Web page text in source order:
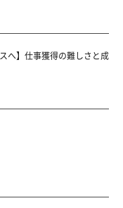
へ】仕事獲得の難しさと成